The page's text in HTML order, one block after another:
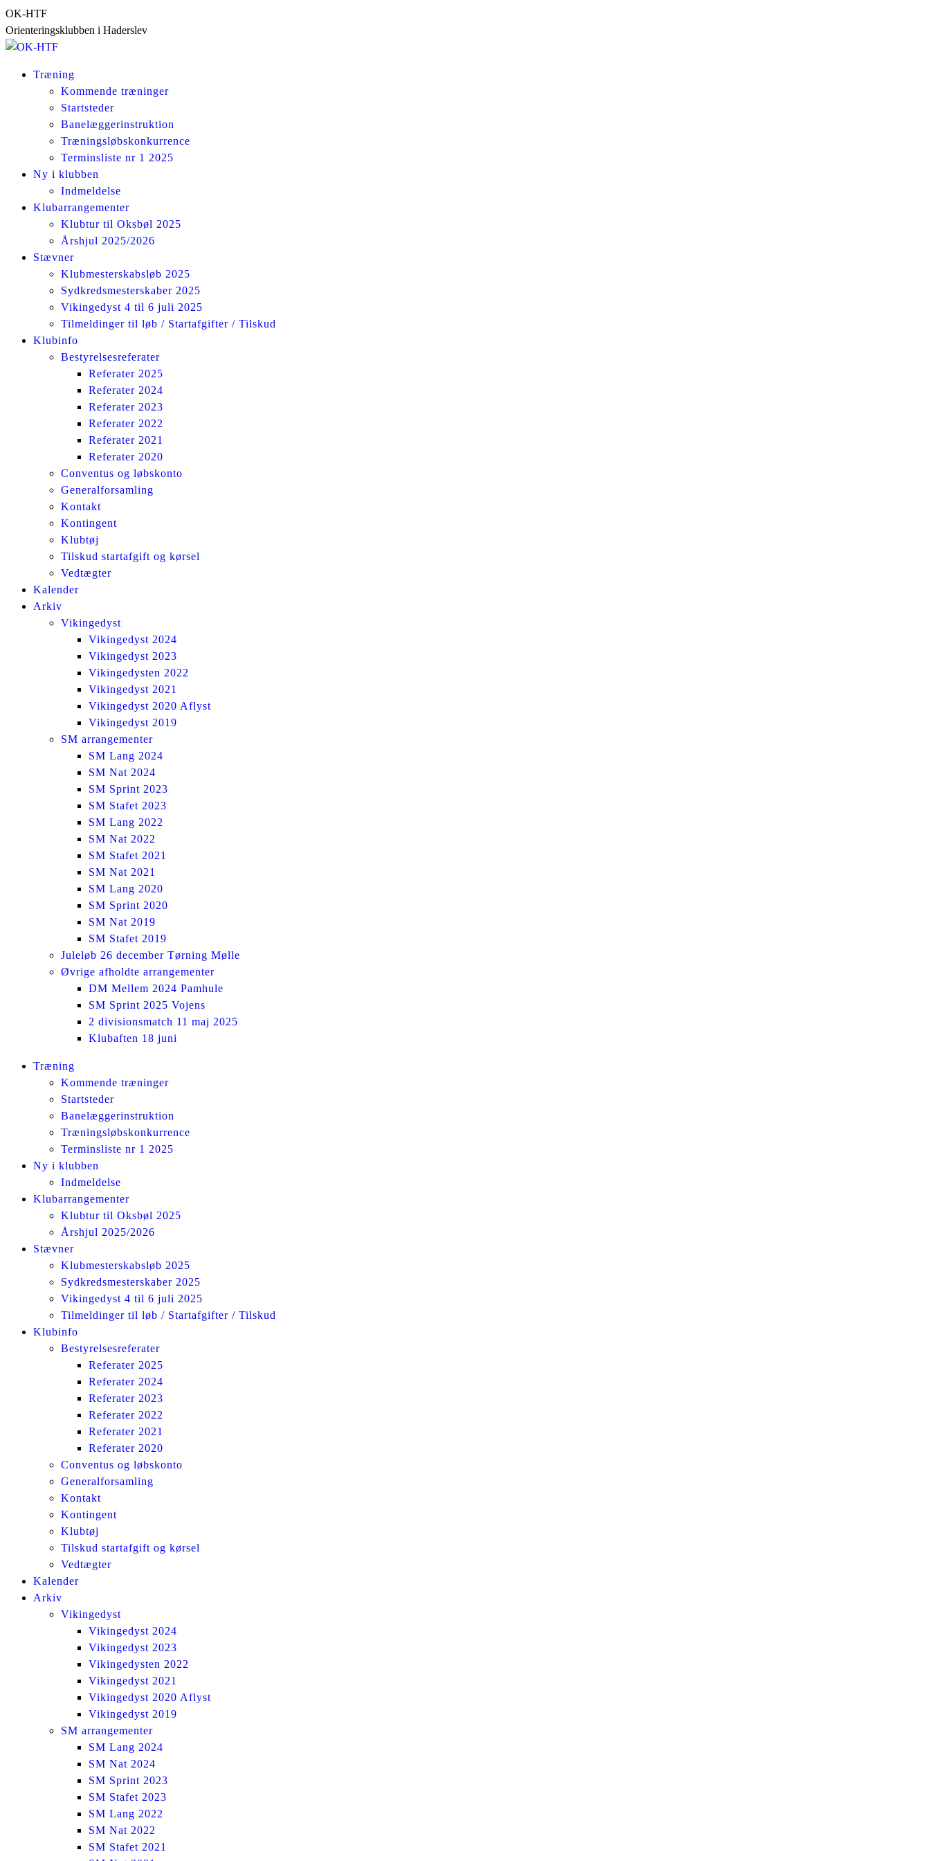
Skip
to
content
OK-HTF
Orienteringsklubben i Haderslev
Træning
Kommende træninger
Startsteder
Banelæggerinstruktion
Træningsløbskonkurrence
Terminsliste nr 1 2025
Ny i klubben
Indmeldelse
Klubarrangementer
Klubtur til Oksbøl 2025
Årshjul 2025/2026
Stævner
Klubmesterskabsløb 2025
Sydkredsmesterskaber 2025
Vikingedyst 4 til 6 juli 2025
Tilmeldinger til løb / Startafgifter / Tilskud
Klubinfo
Bestyrelsesreferater
Referater 2025
Referater 2024
Referater 2023
Referater 2022
Referater 2021
Referater 2020
Conventus og løbskonto
Generalforsamling
Kontakt
Kontingent
Klubtøj
Tilskud startafgift og kørsel
Vedtægter
Kalender
Arkiv
Vikingedyst
Vikingedyst 2024
Vikingedyst 2023
Vikingedysten 2022
Vikingedyst 2021
Vikingedyst 2020 Aflyst
Vikingedyst 2019
SM arrangementer
SM Lang 2024
SM Nat 2024
SM Sprint 2023
SM Stafet 2023
SM Lang 2022
SM Nat 2022
SM Stafet 2021
SM Nat 2021
SM Lang 2020
SM Sprint 2020
SM Nat 2019
SM Stafet 2019
Juleløb 26 december Tørning Mølle
Øvrige afholdte arrangementer
DM Mellem 2024 Pamhule
SM Sprint 2025 Vojens
2 divisionsmatch 11 maj 2025
Klubaften 18 juni
Facebook
InstagramTræning
Kommende træninger
Startsteder
Banelæggerinstruktion
Træningsløbskonkurrence
Terminsliste nr 1 2025
Ny i klubben
Indmeldelse
Klubarrangementer
Klubtur til Oksbøl 2025
Årshjul 2025/2026
Stævner
Klubmesterskabsløb 2025
Sydkredsmesterskaber 2025
Vikingedyst 4 til 6 juli 2025
Tilmeldinger til løb / Startafgifter / Tilskud
Klubinfo
Bestyrelsesreferater
Referater 2025
Referater 2024
Referater 2023
Referater 2022
Referater 2021
Referater 2020
Conventus og løbskonto
Generalforsamling
Kontakt
Kontingent
Klubtøj
Tilskud startafgift og kørsel
Vedtægter
Kalender
Arkiv
Vikingedyst
Vikingedyst 2024
Vikingedyst 2023
Vikingedysten 2022
Vikingedyst 2021
Vikingedyst 2020 Aflyst
Vikingedyst 2019
SM arrangementer
SM Lang 2024
SM Nat 2024
SM Sprint 2023
SM Stafet 2023
SM Lang 2022
SM Nat 2022
SM Stafet 2021